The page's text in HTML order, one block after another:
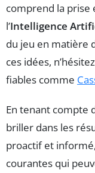
comprend la prise
l’Intelligence
du jeu en matière
ces idées,
fiables comme
En tenant compte
briller dans les
proactif et
courantes qui